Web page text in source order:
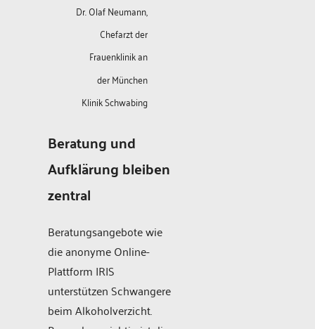
Dr. Olaf Neumann,
Chefarzt der
Frauenklinik an
der München
Klinik Schwabing
Beratung und
Aufklärung bleiben
zentral
Beratungsangebote wie
die anonyme Online-
Plattform IRIS
unterstützen Schwangere
beim Alkoholverzicht.